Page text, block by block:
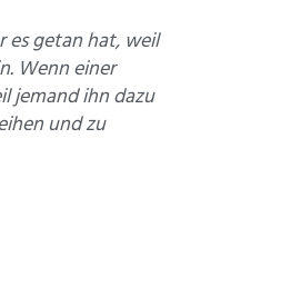
es getan hat, weil
Wenn einer
jemand ihn dazu
und zu